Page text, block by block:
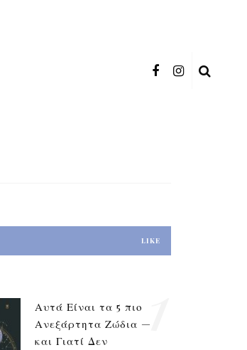
LIKE
Αυτά Είναι τα 5 πιο
Ανεξάρτητα Ζώδια —
και Γιατί Δεν
1